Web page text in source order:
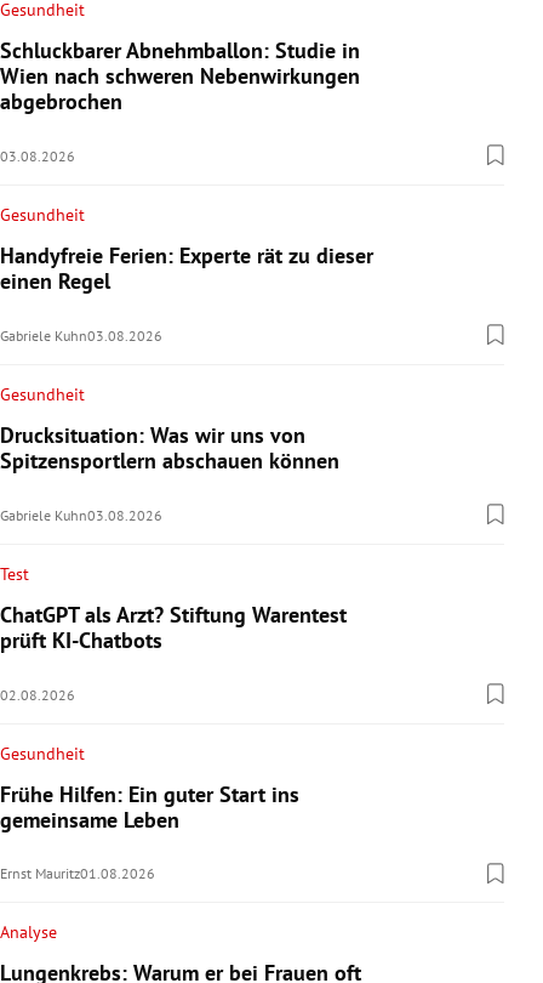
Gesundheit
Schluckbarer Abnehmballon: Studie in
Wien nach schweren Nebenwirkungen
abgebrochen
03.08.2026
Gesundheit
Handyfreie Ferien: Experte rät zu dieser
einen Regel
Gabriele Kuhn03.08.2026
Gesundheit
Drucksituation: Was wir uns von
Spitzensportlern abschauen können
Gabriele Kuhn03.08.2026
Test
ChatGPT als Arzt? Stiftung Warentest
prüft KI-Chatbots
02.08.2026
Gesundheit
Frühe Hilfen: Ein guter Start ins
gemeinsame Leben
Ernst Mauritz01.08.2026
Analyse
Lungenkrebs: Warum er bei Frauen oft